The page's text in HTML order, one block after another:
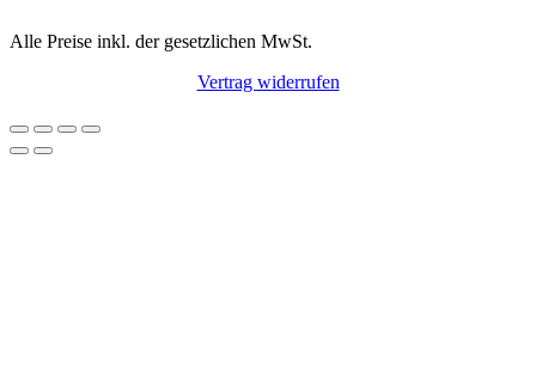
Alle Preise inkl. der gesetzlichen MwSt.
Vertrag widerrufen